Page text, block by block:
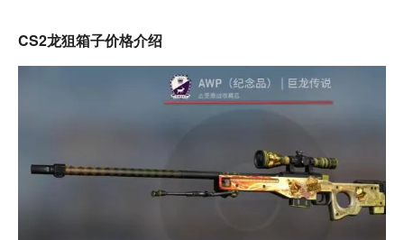
CS2龙狙箱子价格介绍